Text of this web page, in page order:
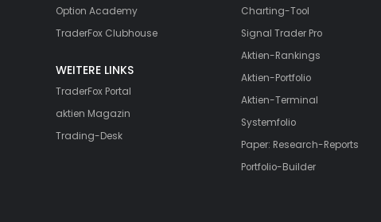
Option Academy
TraderFox Clubhouse
WEITERE LINKS
TraderFox Portal
aktien Magazin
Trading-Desk
Charting-Tool
Signal Trader Pro
Aktien-Rankings
Aktien-Portfolio
Aktien-Terminal
Systemfolio
Paper: Research-Reports
Portfolio-Builder